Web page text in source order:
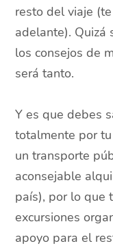
resto del viaje
adelante). Quizá
los consejos de
será tanto.
Y es que debes
totalmente por
un transporte
aconsejable
país), por lo que
excursiones
apoyo para el